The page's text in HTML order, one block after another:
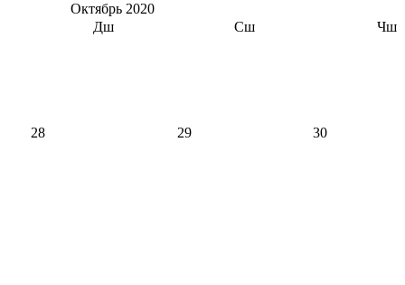
Октябрь 2020
Дш
Сш Чш
28 29 30